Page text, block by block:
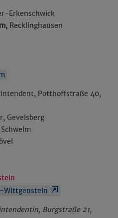
Erkenschwick
Recklinghausen
Potthoffstraße 40,
Gevelsberg
Schwelm
Wittgenstein
Burgstraße 21,